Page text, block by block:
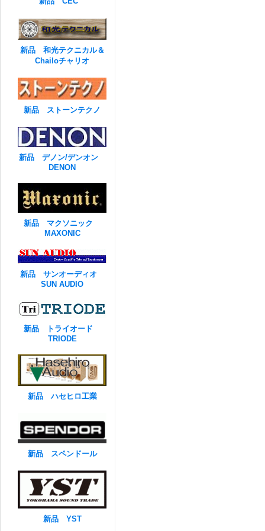
新品 和光テクニカル＆
Chailoチャリオ
新品 ストーンテクノ
新品 デノン/デンオン
DENON
新品 マクソニック
MAXONIC
新品 サンオーディオ
SUN AUDIO
新品 トライオード
TRIODE
新品 ハセヒロ工業
新品 スペンドール
新品 YST